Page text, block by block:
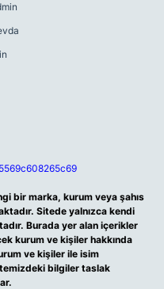
bir marka, kurum veya şahıs
Sitede yalnızca kendi
Burada yer alan içerikler
kurum ve kişiler hakkında
ve kişiler ile isim
bilgiler taslak